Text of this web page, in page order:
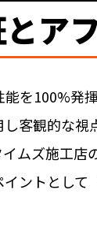
ア
を100%発
客観的な視
ムズ施工店
ントとして